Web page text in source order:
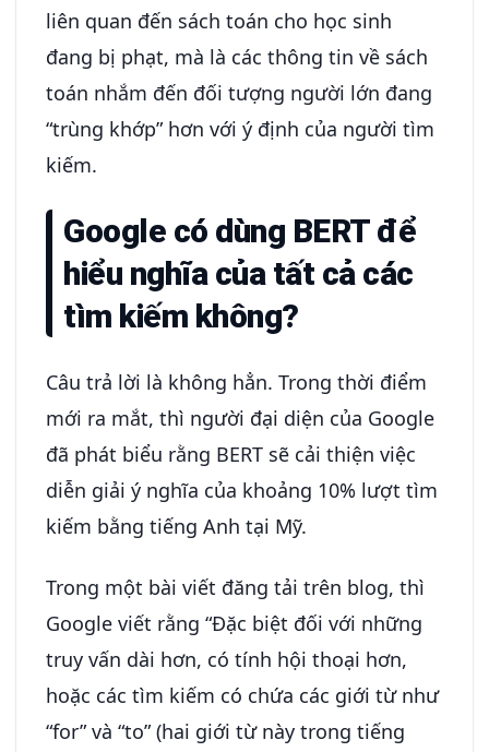
liên quan đến sách toán cho học sinh
đang bị phạt, mà là các thông tin về sách
toán nhắm đến đối tượng người lớn đang
“trùng khớp” hơn với ý định của người tìm
kiếm.
Google có dùng BERT để
hiểu nghĩa của tất cả các
tìm kiếm không?
Câu trả lời là không hẳn. Trong thời điểm
mới ra mắt, thì người đại diện của Google
đã phát biểu rằng BERT sẽ cải thiện việc
diễn giải ý nghĩa của khoảng 10% lượt tìm
kiếm bằng tiếng Anh tại Mỹ.
Trong một bài viết đăng tải trên blog, thì
Google viết rằng “Đặc biệt đối với những
truy vấn dài hơn, có tính hội thoại hơn,
hoặc các tìm kiếm có chứa các giới từ như
“for” và “to” (hai giới từ này trong tiếng